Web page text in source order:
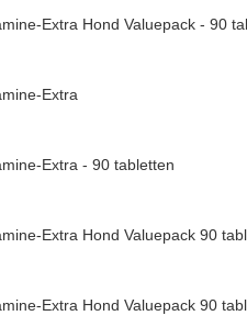
Extra Hond Valuepack - 90
Extra
Extra - 90 tabletten
Extra Hond Valuepack 90
Extra Hond Valuepack 90